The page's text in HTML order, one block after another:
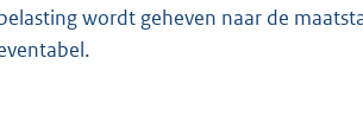
wordt geheven naar de